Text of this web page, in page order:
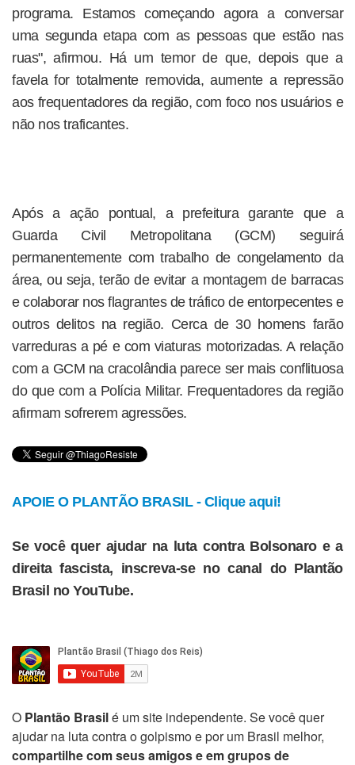
programa. Estamos começando agora a conversar
uma segunda etapa com as pessoas que estão nas
ruas", afirmou. Há um temor de que, depois que a
favela for totalmente removida, aumente a repressão
aos frequentadores da região, com foco nos usuários e
não nos traficantes.
Após a ação pontual, a prefeitura garante que a
Guarda Civil Metropolitana (GCM) seguirá
permanentemente com trabalho de congelamento da
área, ou seja, terão de evitar a montagem de barracas
e colaborar nos flagrantes de tráfico de entorpecentes e
outros delitos na região. Cerca de 30 homens farão
varreduras a pé e com viaturas motorizadas. A relação
com a GCM na cracolândia parece ser mais conflituosa
do que com a Polícia Militar. Frequentadores da região
afirmam sofrerem agressões.
APOIE O PLANTÃO BRASIL - Clique aqui!
Se você quer ajudar na luta contra Bolsonaro e a
direita fascista, inscreva-se no canal do Plantão
Brasil no YouTube.
O Plantão Brasilé um site independente. Se você quer
ajudar na luta contra o golpismo e por um Brasil melhor,
compartilhe com seus amigos e em grupos de